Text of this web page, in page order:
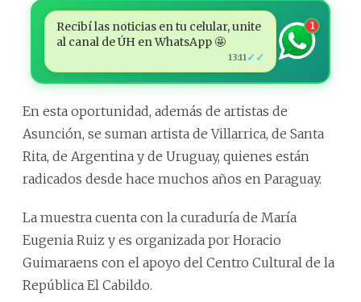
Recibí las noticias en tu celular, unite
al canal de ÚH en WhatsApp 🤩
13:11 ✓✓
1
En esta oportunidad, además de artistas de
Asunción, se suman artista de Villarrica, de Santa
Rita, de Argentina y de Uruguay, quienes están
radicados desde hace muchos años en Paraguay.
La muestra cuenta con la curaduría de María
Eugenia Ruiz y es organizada por Horacio
Guimaraens con el apoyo del Centro Cultural de la
República El Cabildo.